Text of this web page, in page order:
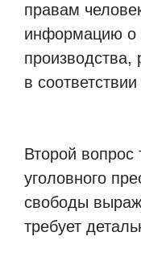
правам
информацию о
производства,
в
Второй вопрос
уголовного
свободы
требует